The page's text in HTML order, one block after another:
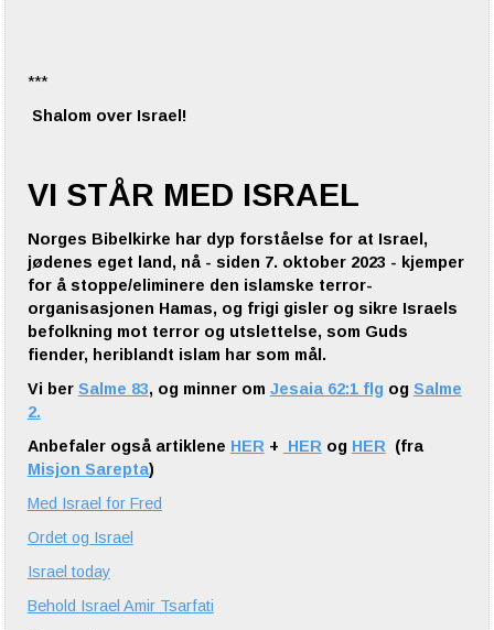
***
Shalom over Israel!
VI STÅR MED ISRAEL
Norges Bibelkirke har dyp forståelse for at Israel,
jødenes eget land, nå - siden 7. oktober 2023 - kjemper
for å stoppe/eliminere den islamske terror-
organisasjonen Hamas, og frigi gisler og sikre Israels
befolkning mot terror og utslettelse, som Guds
fiender, heriblandt islam har som mål.
Vi ber Salme 83, og minner om Jesaia 62:1 flg og Salme
2.
Anbefaler også artiklene HER + HER og HER (fra
Misjon Sarepta)
Med Israel for Fred
Ordet og Israel
Israel today
Behold Israel Amir Tsarfati